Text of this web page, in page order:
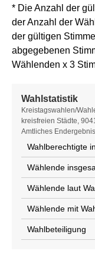
* Die Anzahl der
der Anzahl der
der gültigen
abgegebenen
Wählenden x 3
Wahlstatistik
Wahlstatistik
Kreistagswahlen/
kreisfreien Städte,
Amtliches Endergebnis
Wahlberechtigte
Wählende
Wählende laut
Wählende mit
Wahlbeteiligung